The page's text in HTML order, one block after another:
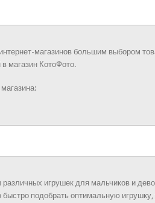
магазинов большим выбором
магазин КотоФото.
игрушек для мальчиков и
подобрать оптимальную игрушку,